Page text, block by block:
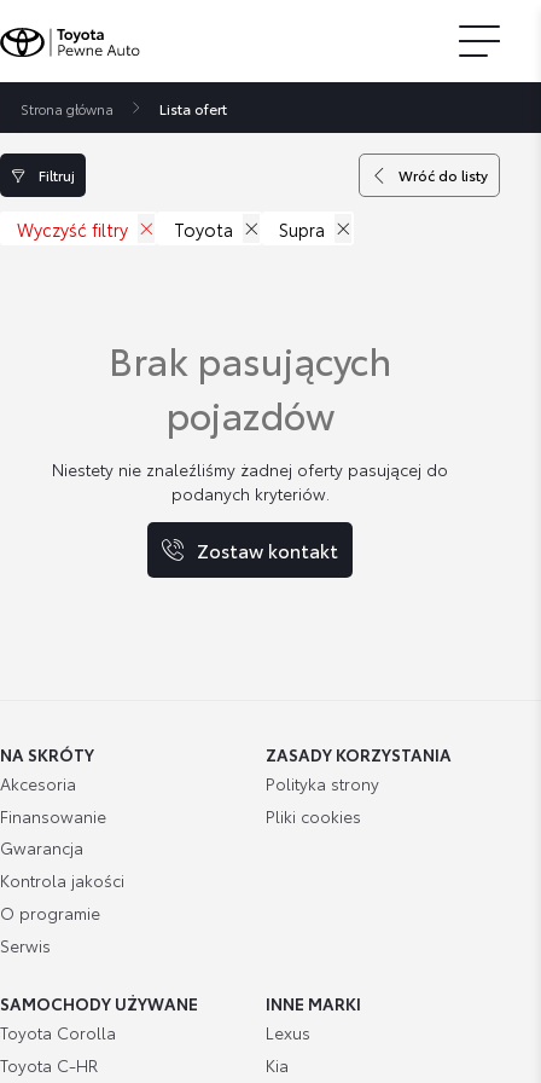
Strona główna Lista ofert
Filtruj Wróć do listy
Wyczyść filtry Toyota Supra
Brak pasujących
pojazdów
Niestety nie znaleźliśmy żadnej oferty pasującej do
podanych kryteriów.
Zostaw kontakt
NA SKRÓTY
Akcesoria
Finansowanie
Gwarancja
Kontrola jakości
O programie
Serwis
ZASADY KORZYSTANIA
Polityka strony
Pliki cookies
SAMOCHODY UŻYWANE
Toyota Corolla
Toyota C-HR
INNE MARKI
Lexus
Kia